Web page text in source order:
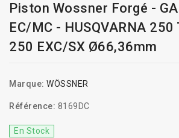
Piston Wossner Forgé -
EC/MC - HUSQVARNA
250 EXC/SX Ø66,36mm
Marque: WÖSSNER
Référence: 8169DC
En Stock